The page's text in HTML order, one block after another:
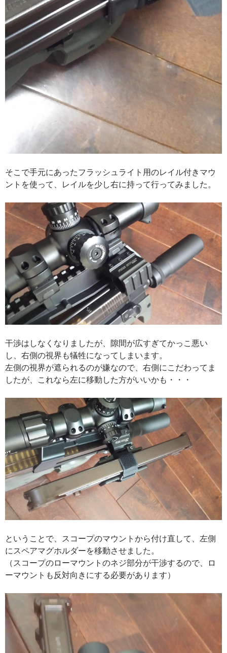
そこで手元にあったフラッシュライト用のレイル付きマウ
ントを使って、レイルを少し右に持って行ってみました。
干渉はしなくなりましたが、隙間が広すぎてかっこ悪い
し、右側の視界も犠牲になってしまいます。
左側の視界が遮られるのが嫌なので、右側にこだわってま
したが、これなら左に移動した方がいいかも・・・
ということで、スコープのマウントから付け直して、左側
にスペアマグホルダーを移動させました。
（スコープのローマウントのネジ部分が干渉するので、ロ
ーマウントも反対向きにする必要があります）